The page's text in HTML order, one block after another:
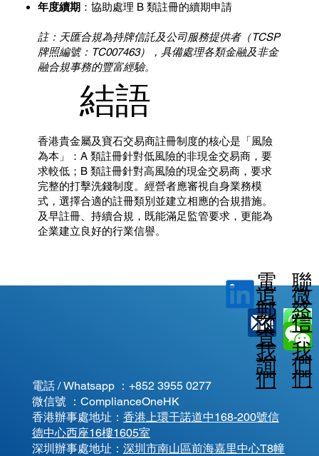
年度續期 ：協助處理 B 類註冊的續期申請
註：天匯合規為持牌信託及公司服務提供者（TCSP
牌照編號：TC007463），具備處理各類金融及非金
融合規事務的豐富經驗。
結語
香港貴金屬及寶石交易商註冊制度的核心是「風險
為本」：A 類註冊針對低風險的非現金交易商，要
求較低；B 類註冊針對高風險的現金交易商，要求
完整的打擊洗錢制度。經營者應審視自身業務模
式，選擇合適的註冊類別並建立相應的合規措施。
及早註冊、持續合規，既能滿足監管要求，更能為
企業建立良好的行業信譽。
電話 / Whatsapp ： +852 3955 0277
微信號 ：ComplianceOneHK
香港辦事處地址： 香港上環干諾道中168-200號信
德中心西座16樓1605室
​深圳辦事處地址： 深圳市南山區前海嘉里中心T8幢
電
郵
查
詢
追
蹤
我
們
聯
絡
我
們
微
信
我
們